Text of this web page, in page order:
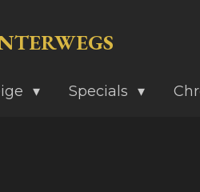
Specials